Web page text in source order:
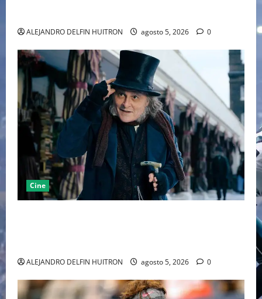
ALEJANDRO DELFIN HUITRON agosto 5, 2026 0
Cine
ALEJANDRO DELFIN HUITRON agosto 5, 2026 0